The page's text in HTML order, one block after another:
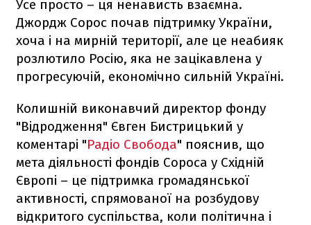
Усе просто – ця ненависть взаємна.
Джордж Сорос почав підтримку України,
хоча і на мирній території, але це неабияк
розлютило Росію, яка не зацікавлена у
прогресуючій, економічно сильній Україні.
Колишній виконавчий директор фонду
"Відродження" Євген Бистрицький у
коментарі "Радіо Свобода" пояснив, що
мета діяльності фондів Сороса у Східній
Європі – це підтримка громадянської
активності, спрямованої на розбудову
відкритого суспільства, коли політична і